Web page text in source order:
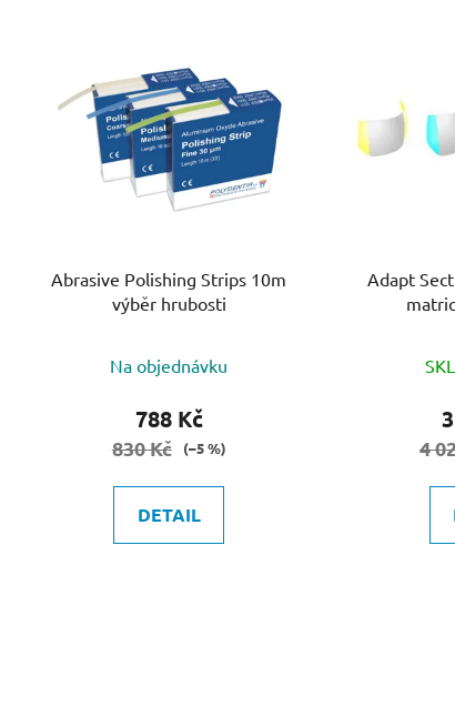
Abrasive Polishing Strips 10m
výběr hrubosti
Na objednávku
788 Kč
830 Kč (–5 %)
DETAIL
Adapt
4